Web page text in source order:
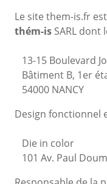
Le site them-is.fr
thém-is SARL dont
13-15 Boulevard
Bâtiment B, 1er
54000 NANCY
Design fonctionnel
Die in color
101 Av. Paul